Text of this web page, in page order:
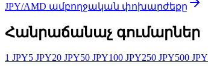
JPY/AMD ամբողջական փոխարժեքը
Հանրաճանաչ գումարներ
1 JPY5 JPY20 JPY50 JPY100 JPY250 JPY500 JPY